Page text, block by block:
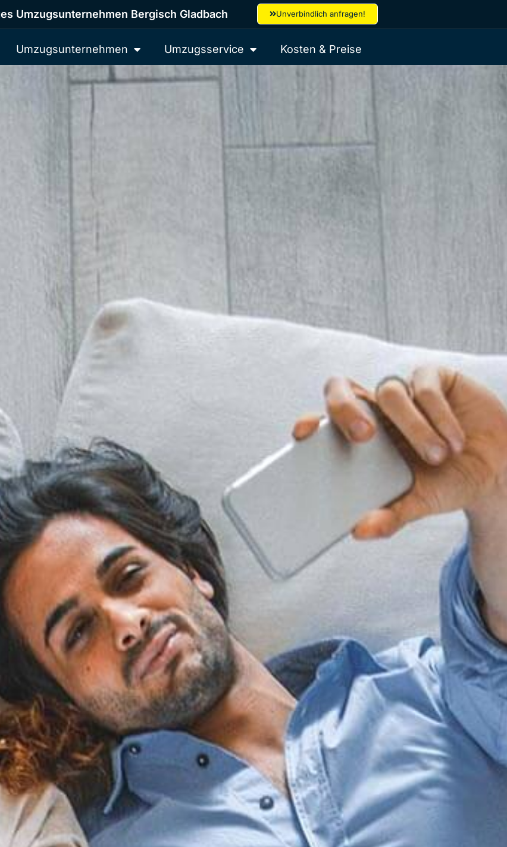
Umzugsunternehmen Bergisch Gladbach Unverbindlich anfragen!
Umzugsunternehmen Umzugsservice Kosten & Preise